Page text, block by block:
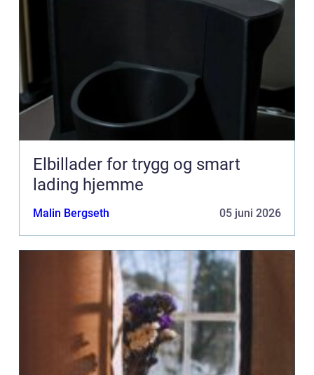
Elbillader for trygg og smart
lading hjemme
Malin Bergseth 05 juni 2026